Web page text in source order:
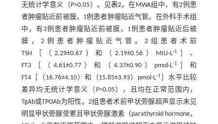
无统计学意义（P>0.05）。见表2。在MWA组中，有2例患
者肿瘤贴近前被膜，1例患者肿瘤贴近气管。在外科手术组
中，有3例患者肿瘤贴近前被膜，1例患者肿瘤贴近后被
膜，2例患者肿瘤贴近气管。2组患者术前
TSH［（2.29±0.67）和（2.19±0.56）MIU·L-1
］、
FT3［（4.61±0.77）和（4.37±0.90）pmol·L-1
］和
FT4［（16.76±4.10）和（15.85±3.93）pmol·L-1
］水平比较
差异均无统计学意义（P>0.05），且均在正常范围内，
TgAb或TPOAb为阳性。2组患者术前甲状旁腺超声显示未见
明显甲状旁腺受累且甲状旁腺激素（parathyroid hormone，